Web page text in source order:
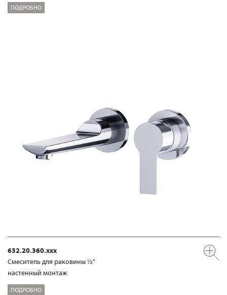
ПОДРОБНО
632.20.360.xxx
Смеситель для раковины ½“
настенный монтаж
ПОДРОБНО